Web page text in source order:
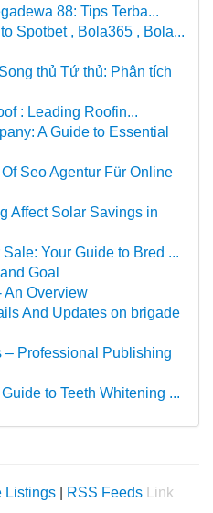
88: Tips Terba...
Spotbet , Bola365 , Bola...
thủ Tứ thủ: Phân tích
: Leading Roofin...
A Guide to Essential
Seo Agentur Für Online
Affect Solar Savings in
Your Guide to Bred ...
Goal
An Overview
And Updates on brigade
– Professional Publishing
to Teeth Whitening ...
Listings RSS Feeds
Link